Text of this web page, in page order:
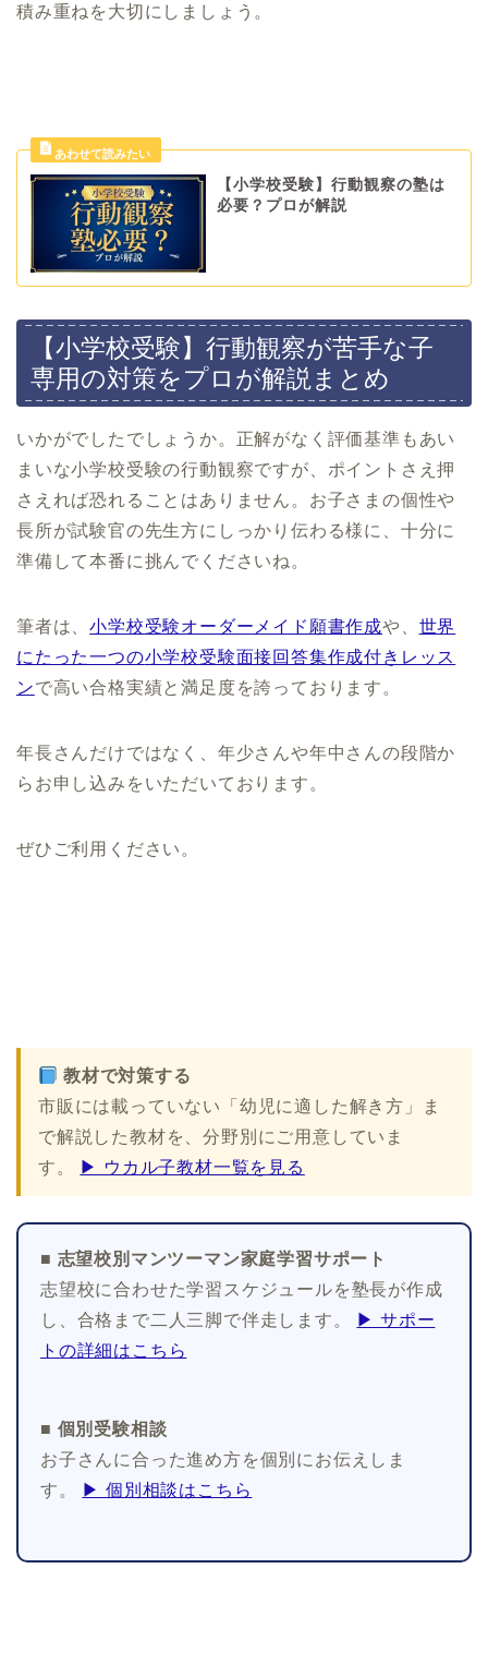
積み重ねを大切にしましょう。
【小学校受験】行動観察の塾は
必要？プロが解説
【小学校受験】行動観察が苦手な子
専用の対策をプロが解説まとめ
いかがでしたでしょうか。正解がなく評価基準もあい
まいな小学校受験の行動観察ですが、ポイントさえ押
さえれば恐れることはありません。お子さまの個性や
長所が試験官の先生方にしっかり伝わる様に、十分に
準備して本番に挑んでくださいね。
筆者は、小学校受験オーダーメイド願書作成や、 世界
にたった一つの小学校受験面接回答集作成付きレッス
ンで高い合格実績と満足度を誇っております。
年長さんだけではなく、年少さんや年中さんの段階か
らお申し込みをいただいております。
ぜひご利用ください。
教材で対策する
市販には載っていない「幼児に適した解き方」ま
で解説した教材を、分野別にご用意していま
す。
▶ ウカル子教材一覧を見る
■ 志望校別マンツーマン家庭学習サポート
志望校に合わせた学習スケジュールを塾長が作成
し、合格まで二人三脚で伴走します。
▶ サポー
トの詳細はこちら
■ 個別受験相談
お子さんに合った進め方を個別にお伝えしま
す。
▶ 個別相談はこちら